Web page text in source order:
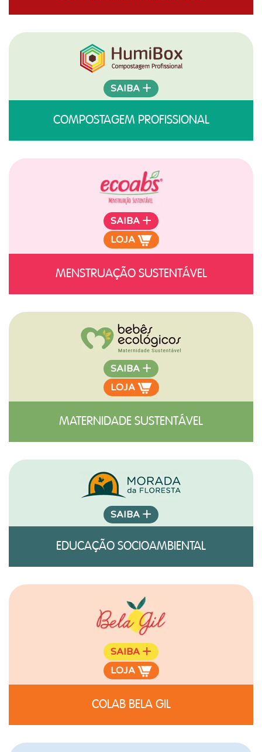
SAIBA +
COMPOSTAGEM PROFISSIONAL
SAIBA +
LOJA
MENSTRUAÇÃO SUSTENTÁVEL
SAIBA +
LOJA
MATERNIDADE SUSTENTÁVEL
SAIBA +
EDUCAÇÃO SOCIOAMBIENTAL
SAIBA +
LOJA
COLAB BELA GIL